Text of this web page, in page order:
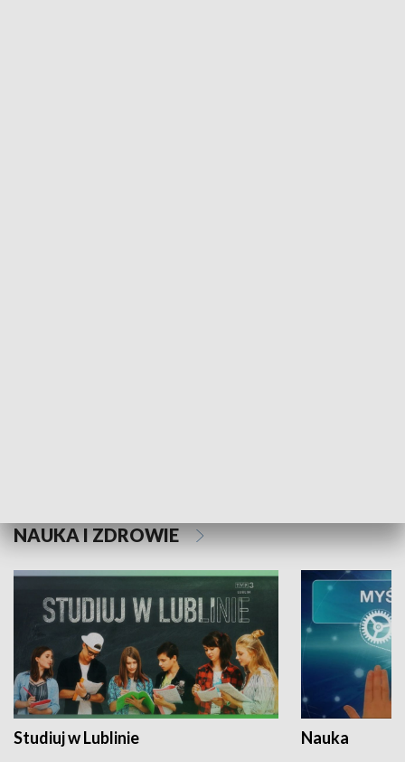
NAUKA I ZDROWIE
Studiuj w Lublinie Nauka